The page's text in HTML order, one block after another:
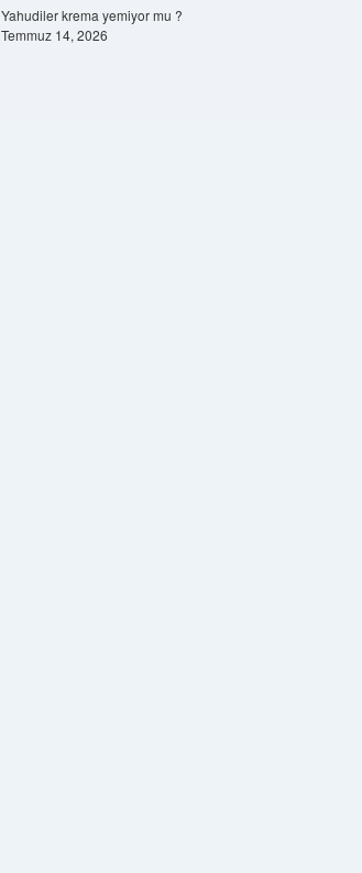
Yahudiler krema yemiyor mu ?
Temmuz 14, 2026